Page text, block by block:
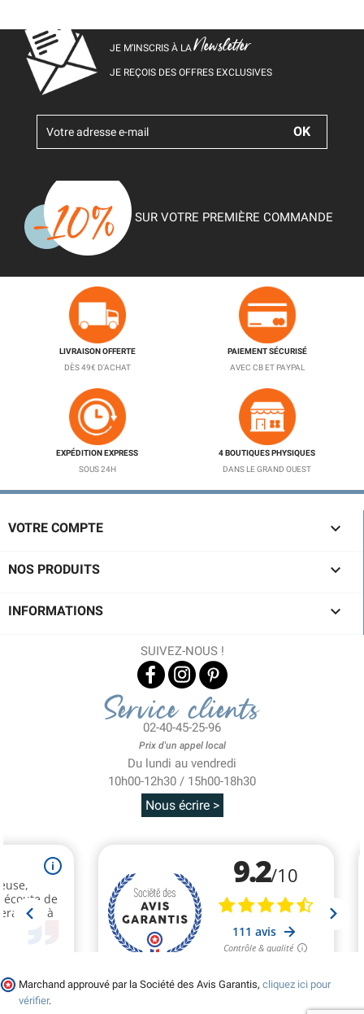
JE M’INSCRIS À LANewsletter
JE REÇOIS DES OFFRES EXCLUSIVES
SUR VOTRE PREMIÈRE COMMANDE
LIVRAISON OFFERTE
DÈS 49€ D'ACHAT
PAIEMENT SÉCURISÉ
AVEC CB ET PAYPAL
EXPÉDITION EXPRESS
SOUS 24H
4 BOUTIQUES PHYSIQUES
DANS LE GRAND OUEST
VOTRE COMPTE 
NOS PRODUITS 
INFORMATIONS 
SUIVEZ-NOUS !
Service clients
02-40-45-25-96
Prix d'un appel local
Du lundi au vendredi
10h00-12h30 / 15h00-18h30
Nous écrire >
Marchand approuvé par la Société des Avis Garantis, cliquez ici pour
vérifier.